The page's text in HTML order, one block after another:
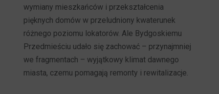
wymiany mieszkańców i przekształcenia
pięknych domów w przeludniony kwaterunek
różnego poziomu lokatorów. Ale Bydgoskiemu
Przedmieściu udało się zachować – przynajmniej
we fragmentach – wyjątkowy klimat dawnego
miasta, czemu pomagają remonty i rewitalizacje.